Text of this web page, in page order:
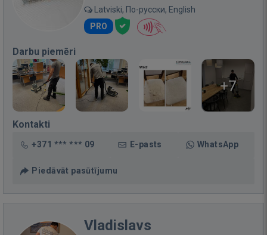
Latviski, По-русски, English
PRO
Darbu piemēri
+7
Kontakti
+371 *** *** 09 E-pasts WhatsApp
Piedāvāt pasūtījumu
Vladislavs